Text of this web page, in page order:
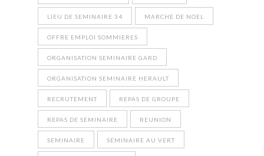
LIEU DE SEMINAIRE 34 MARCHE DE NOEL
OFFRE EMPLOI SOMMIERES
ORGANISATION SEMINAIRE GARD
ORGANISATION SEMINAIRE HERAULT
RECRUTEMENT REPAS DE GROUPE
REPAS DE SEMINAIRE REUNION
SEMINAIRE SEMINAIRE AU VERT